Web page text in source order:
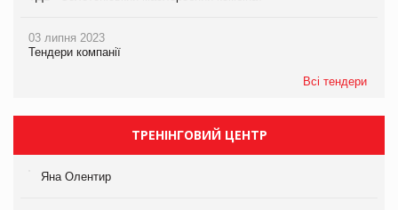
03 липня 2023
Тендери компанії
Всі тендери
ТРЕНІНГОВИЙ ЦЕНТР
Яна Олентир